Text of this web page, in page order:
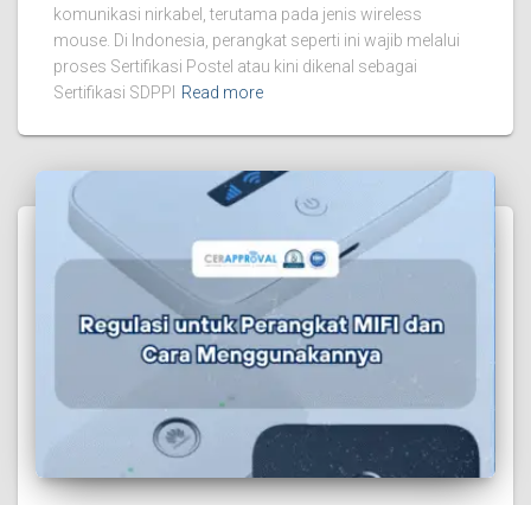
komunikasi nirkabel, terutama pada jenis wireless
mouse. Di Indonesia, perangkat seperti ini wajib melalui
proses Sertifikasi Postel atau kini dikenal sebagai
Sertifikasi SDPPI
Read more